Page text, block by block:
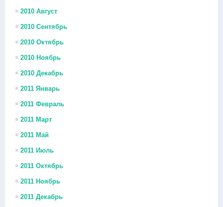
2010 Август
2010 Сентябрь
2010 Октябрь
2010 Ноябрь
2010 Декабрь
2011 Январь
2011 Февраль
2011 Март
2011 Май
2011 Июль
2011 Октябрь
2011 Ноябрь
2011 Декабрь